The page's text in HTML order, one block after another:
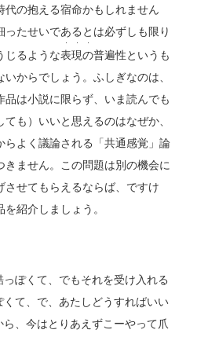
の抱える宿命かもしれません
たせいであるとは必ずしも限り
じるような表現の
・・・
普遍性というも
からでしょう。ふしぎなのは、
は小説に限らず、いま読んでも
ても）いいと思えるのはなぜか、
らよく議論される「共通感覚」論
ません。この問題は別の機会に
せてもらえるならば、ですけ
紹介しましょう。
ぽくて、でもそれを受け入れる
て、で、あたしどうすればいい
、今はとりあえずこーやって爪